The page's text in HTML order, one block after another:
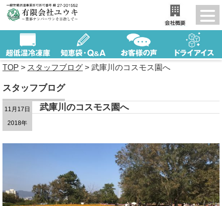
TOP > スタッフブログ > 武庫川のコスモス園へ
スタッフブログ
11月17日
2018年
武庫川のコスモス園へ